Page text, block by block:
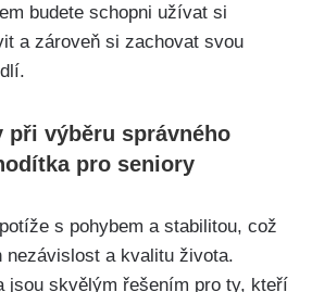
budete schopni užívat si
a zároveň si zachovat svou
při výběru správného
pro seniory
s pohybem a stabilitou, což
nezávislost a kvalitu života.
jsou skvělým řešením pro ty, kteří